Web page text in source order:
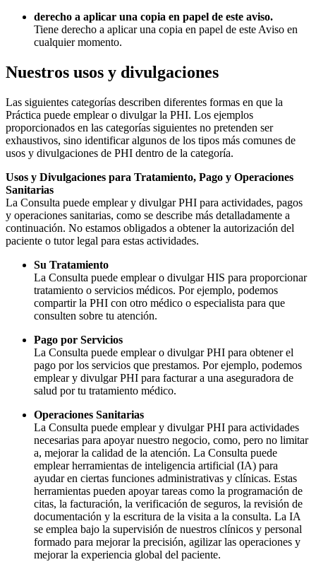
derecho a aplicar una copia en papel de este aviso.
Tiene derecho a aplicar una copia en papel de este Aviso en
cualquier momento.
Nuestros usos y divulgaciones
Las siguientes categorías describen diferentes formas en que la
Práctica puede emplear o divulgar la PHI. Los ejemplos
proporcionados en las categorías siguientes no pretenden ser
exhaustivos, sino identificar algunos de los tipos más comunes de
usos y divulgaciones de PHI dentro de la categoría.
Usos y Divulgaciones para Tratamiento, Pago y Operaciones
Sanitarias
La Consulta puede emplear y divulgar PHI para actividades, pagos
y operaciones sanitarias, como se describe más detalladamente a
continuación. No estamos obligados a obtener la autorización del
paciente o tutor legal para estas actividades.
Su Tratamiento
La Consulta puede emplear o divulgar HIS para proporcionar
tratamiento o servicios médicos. Por ejemplo, podemos
compartir la PHI con otro médico o especialista para que
consulten sobre tu atención.
Pago por Servicios
La Consulta puede emplear o divulgar PHI para obtener el
pago por los servicios que prestamos. Por ejemplo, podemos
emplear y divulgar PHI para facturar a una aseguradora de
salud por tu tratamiento médico.
Operaciones Sanitarias
La Consulta puede emplear y divulgar PHI para actividades
necesarias para apoyar nuestro negocio, como, pero no limitar
a, mejorar la calidad de la atención. La Consulta puede
emplear herramientas de inteligencia artificial (IA) para
ayudar en ciertas funciones administrativas y clínicas. Estas
herramientas pueden apoyar tareas como la programación de
citas, la facturación, la verificación de seguros, la revisión de
documentación y la escritura de la visita a la consulta. La IA
se emplea bajo la supervisión de nuestros clínicos y personal
formado para mejorar la precisión, agilizar las operaciones y
mejorar la experiencia global del paciente.